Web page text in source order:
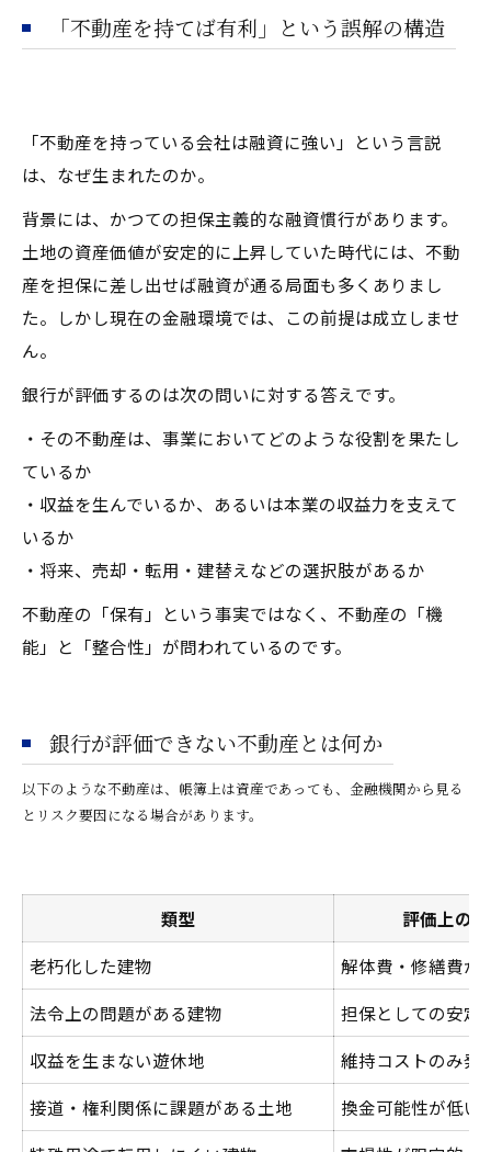
「不動産を持てば有利」という誤解の構造
「不動産を持っている会社は融資に強い」という言説
は、なぜ生まれたのか。
背景には、かつての担保主義的な融資慣行があります。
土地の資産価値が安定的に上昇していた時代には、不動
産を担保に差し出せば融資が通る局面も多くありまし
た。しかし現在の金融環境では、この前提は成立しませ
ん。
銀行が評価するのは次の問いに対する答えです。
・その不動産は、事業においてどのような役割を果たし
ているか
・収益を生んでいるか、あるいは本業の収益力を支えて
いるか
・将来、売却・転用・建替えなどの選択肢があるか
不動産の「保有」という事実ではなく、不動産の「機
能」と「整合性」が問われているのです。
銀行が評価できない不動産とは何か
以下のような不動産は、帳簿上は資産であっても、金融機関から見る
とリスク要因になる場合があります。
類型
評価上の
老朽化した建物
解体費・修繕費が
法令上の問題がある建物
担保としての安定
収益を生まない遊休地
維持コストのみ発
接道・権利関係に課題がある土地
換金可能性が低い